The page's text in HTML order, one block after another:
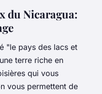
du Nicaragua:
"le pays des lacs et
terre riche en
qui vous
vous permettent de